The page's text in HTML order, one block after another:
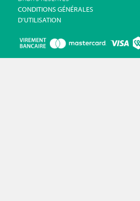
CONDITIONS GÉNÉRALES
D'UTILISATION